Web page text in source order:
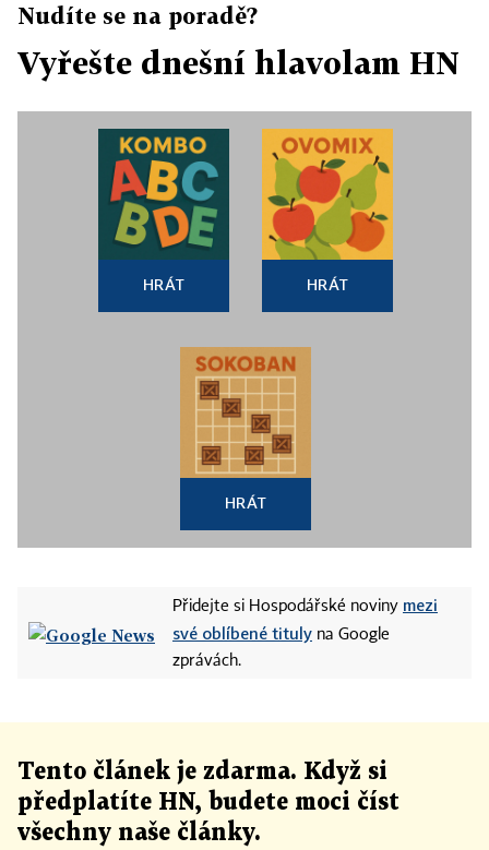
Nudíte se na poradě?
Vyřešte dnešní hlavolam HN
HRÁT HRÁT
HRÁT
Přidejte si Hospodářské noviny mezi
své oblíbené tituly na Google
zprávách.
Tento článek je zdarma. Když si
předplatíte HN, budete moci číst
všechny naše články.